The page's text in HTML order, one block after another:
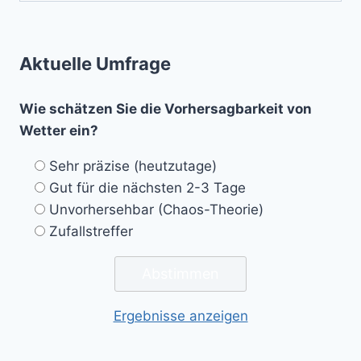
Aktuelle Umfrage
Wie schätzen Sie die Vorhersagbarkeit von
Wetter ein?
Sehr präzise (heutzutage)
Gut für die nächsten 2-3 Tage
Unvorhersehbar (Chaos-Theorie)
Zufallstreffer
Ergebnisse anzeigen